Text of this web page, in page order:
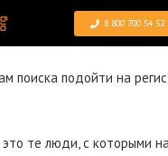
8 800 700 54 52
поиска подойти на
это те люди, с которыми